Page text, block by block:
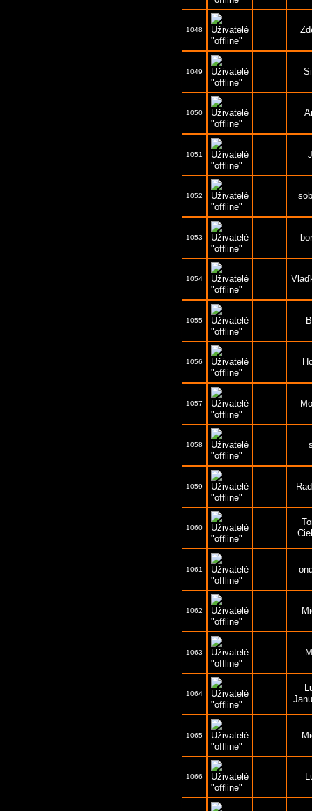
1048
1049
1050
1051
1052
1053
1054
1055
1056
1057
1058
1059
1060
1061
1062
1063
1064
1065
1066